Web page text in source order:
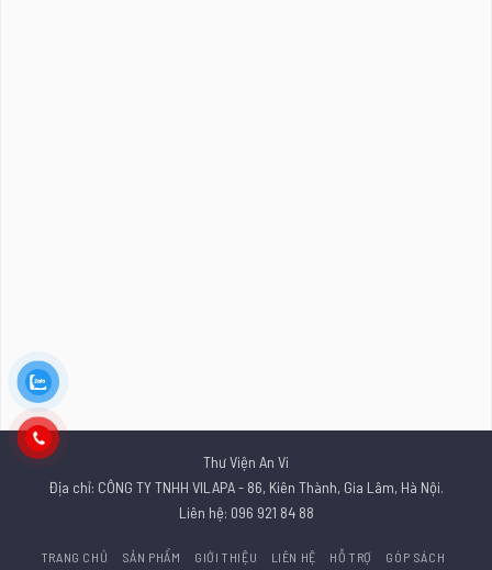
Thư Viện An Vi
Địa chỉ: CÔNG TY TNHH VILAPA - 86, Kiên Thành, Gia Lâm, Hà Nội.
Liên hệ: 096 921 84 88
TRANG CHỦ SẢN PHẨM GIỚI THIỆU LIÊN HỆ HỖ TRỢ GÓP SÁCH